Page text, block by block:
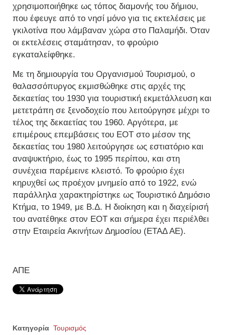
χρησιμοποιήθηκε ως τόπος διαμονής του δήμιου,
που έφευγε από το νησί μόνο για τις εκτελέσεις με
γκιλοτίνα που λάμβαναν χώρα στο Παλαμήδι. Όταν
οι εκτελέσεις σταμάτησαν, το φρούριο
εγκαταλείφθηκε.
Με τη δημιουργία του Οργανισμού Τουρισμού, ο
θαλασσόπυργος εκμισθώθηκε στις αρχές της
δεκαετίας του 1930 για τουριστική εκμετάλλευση και
μετετράπη σε ξενοδοχείο που λειτούργησε μέχρι το
τέλος της δεκαετίας του 1960. Αργότερα, με
επιμέρους επεμβάσεις του ΕΟΤ στο μέσον της
δεκαετίας του 1980 λειτούργησε ως εστιατόριο και
αναψυκτήριο, έως το 1995 περίπου, και στη
συνέχεια παρέμεινε κλειστό. Το φρούριο έχει
κηρυχθεί ως προέχον μνημείο από το 1922, ενώ
παράλληλα χαρακτηρίστηκε ως Τουριστικό Δημόσιο
Κτήμα, το 1949, με Β.Δ. Η διοίκηση και η διαχείρισή
του ανατέθηκε στον ΕΟΤ και σήμερα έχει περιέλθει
στην Εταιρεία Ακινήτων Δημοσίου (ΕΤΑΔ ΑΕ).
ΑΠΕ
Κατηγορία Τουρισμός